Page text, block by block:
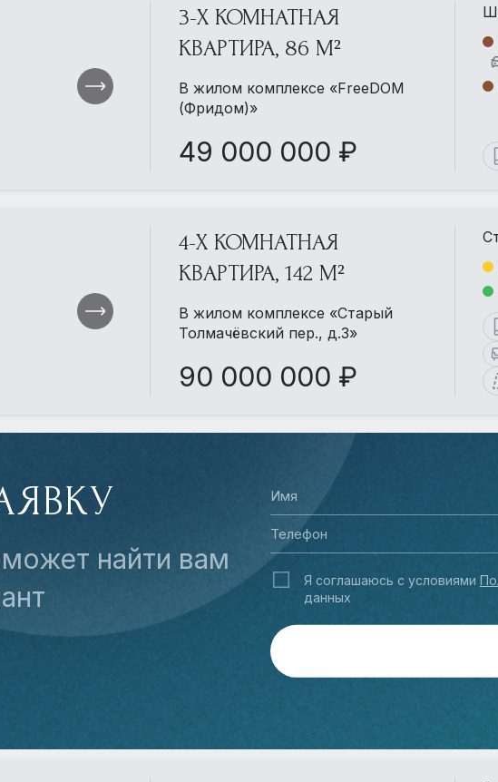
3-Х КОМНАТНАЯ
КВАРТИРА, 86 М²
В жилом комплексе «FreeDOM
(Фридом)»
49 000 000 ₽
4-Х КОМНАТНАЯ
КВАРТИРА, 142 М²
В жилом комплексе «Старый
Толмачёвский пер., д.3»
90 000 000 ₽
найти вам
Я соглашаюсь с условиями
данных